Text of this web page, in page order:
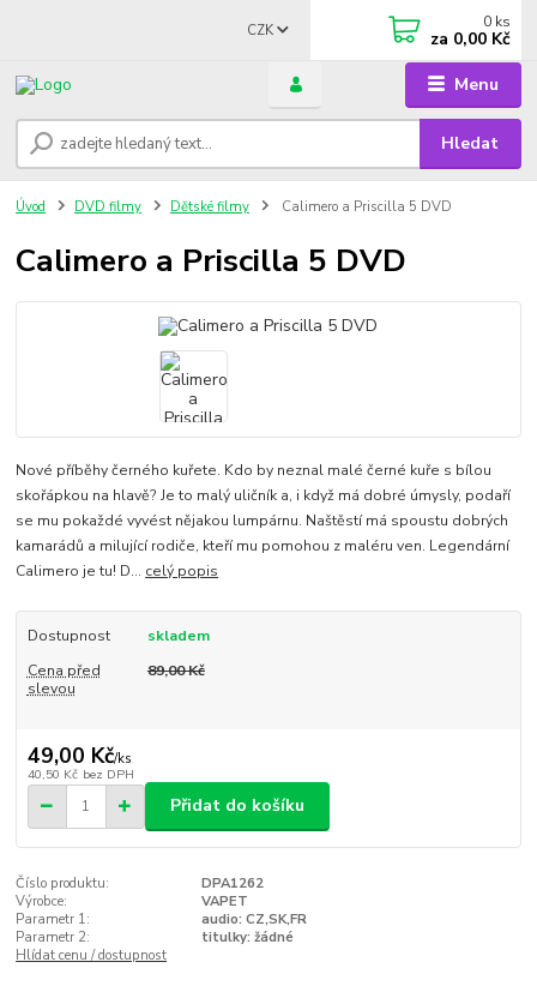
Menu
CZK
Hledat
0 ks
za 0,00 Kč
Úvod DVD filmy Dětské filmy Calimero a Priscilla 5 DVD
Calimero a Priscilla 5 DVD
Nové příběhy černého kuřete. Kdo by neznal malé černé kuře s bílou
skořápkou na hlavě? Je to malý uličník a, i když má dobré úmysly, podaří
se mu pokaždé vyvést nějakou lumpárnu. Naštěstí má spoustu dobrých
kamarádů a milující rodiče, kteří mu pomohou z maléru ven. Legendární
Calimero je tu! D... celý popis
Dostupnost
skladem
Cena před
slevou
89,00 Kč
49,00 Kč/ks
40,50 Kč bez DPH
Přidat do košíku
Číslo produktu:
DPA1262
Výrobce:
VAPET
Parametr 1:
audio: CZ,SK,FR
Parametr 2:
titulky: žádné
Hlídat cenu / dostupnost